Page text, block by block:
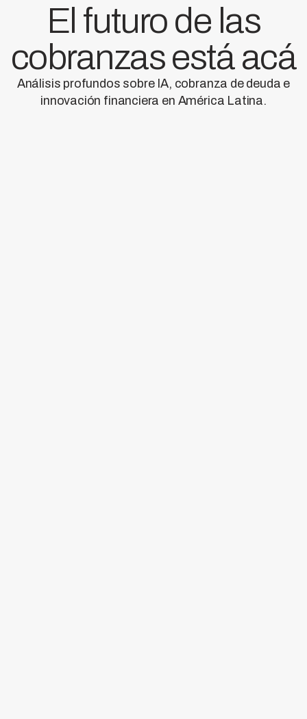
El futuro de las
cobranzas está acá
Análisis profundos sobre IA, cobranza de deuda e
innovación financiera en América Latina.